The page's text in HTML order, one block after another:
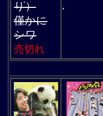
り）
僅かに
シワ
売切れ